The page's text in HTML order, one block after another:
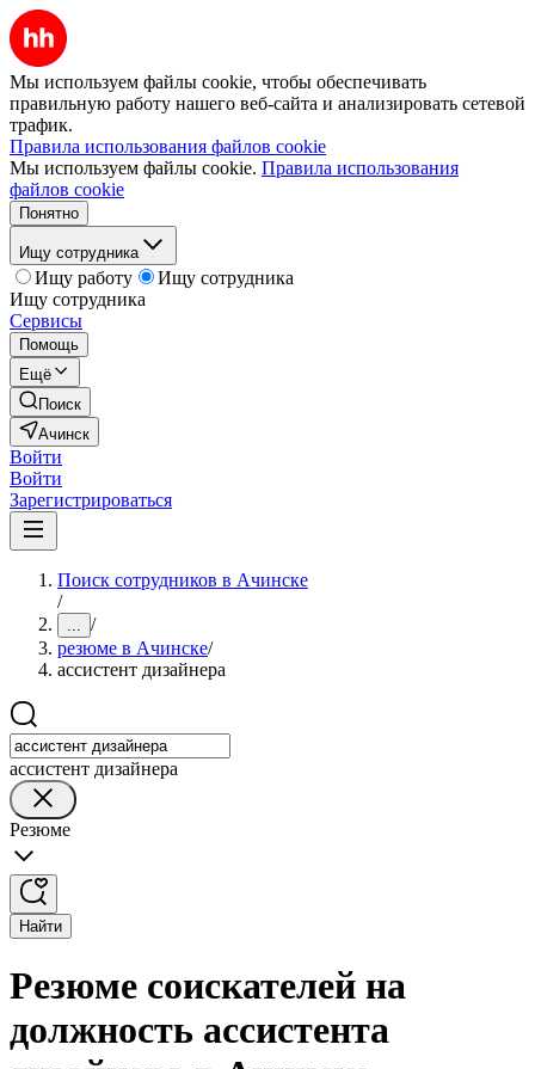
Мы используем файлы cookie, чтобы обеспечивать
правильную работу нашего веб-сайта и анализировать сетевой
трафик.
Правила использования файлов cookie
Мы используем файлы cookie. Правила использования
файлов cookie
Понятно
Ищу сотрудника
Ищу работу
Ищу сотрудника
Ищу сотрудника
Сервисы
Помощь
Ещё
Поиск
Ачинск
Войти
Войти
Зарегистрироваться
Поиск сотрудников в Ачинске
/
... /
резюме в Ачинске/
ассистент дизайнера
ассистент дизайнера
Резюме
Найти
Резюме соискателей на
должность ассистента